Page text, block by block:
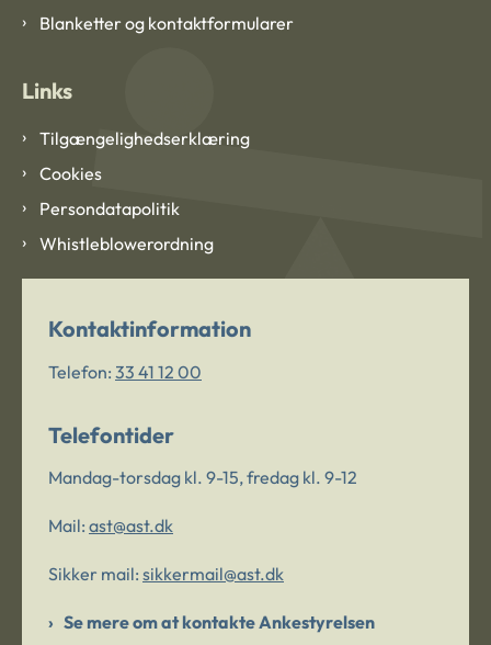
Blanketter og kontaktformularer
Links
Tilgængelighedserklæring
Cookies
Persondatapolitik
Whistleblowerordning
Kontaktinformation
Telefon: 33 41 12 00
Telefontider
Mandag-torsdag kl. 9-15, fredag kl. 9-12
Mail: ast@ast.dk
Sikker mail: sikkermail@ast.dk
Se mere om at kontakte Ankestyrelsen